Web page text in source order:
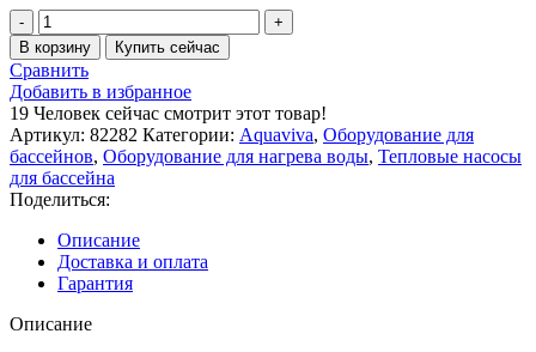
Количество
товара
Тепловой
насос
Aquaviva
F-
Jumbo
AVJ300T
инвертор
120кВт,
-20С
WiFi
В корзину Купить сейчас
Сравнить
Добавить в избранное
19 Человек сейчас смотрит этот товар!
Артикул: 82282 Категории: Aquaviva, Оборудование для
бассейнов, Оборудование для нагрева воды, Тепловые насосы
для бассейна
Поделиться:
Описание
Доставка и оплата
Гарантия
Описание